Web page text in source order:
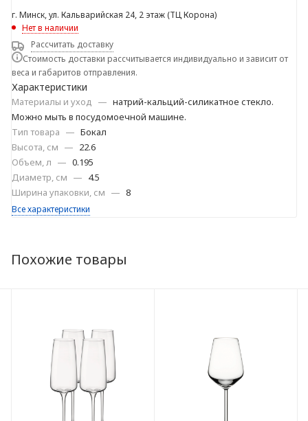
г. Минск, ул. Кальварийская 24, 2 этаж (ТЦ Корона)
Нет в наличии
Рассчитать доставку
Стоимость доставки рассчитывается индивидуально и зависит от
веса и габаритов отправления.
Характеристики
Материалы и уход — натрий-кальций-силикатное стекло.
Можно мыть в посудомоечной машине.
Тип товара — Бокал
Высота, см — 22.6
Объем, л — 0.195
Диаметр, см — 4.5
Ширина упаковки, см — 8
Все характеристики
Похожие товары